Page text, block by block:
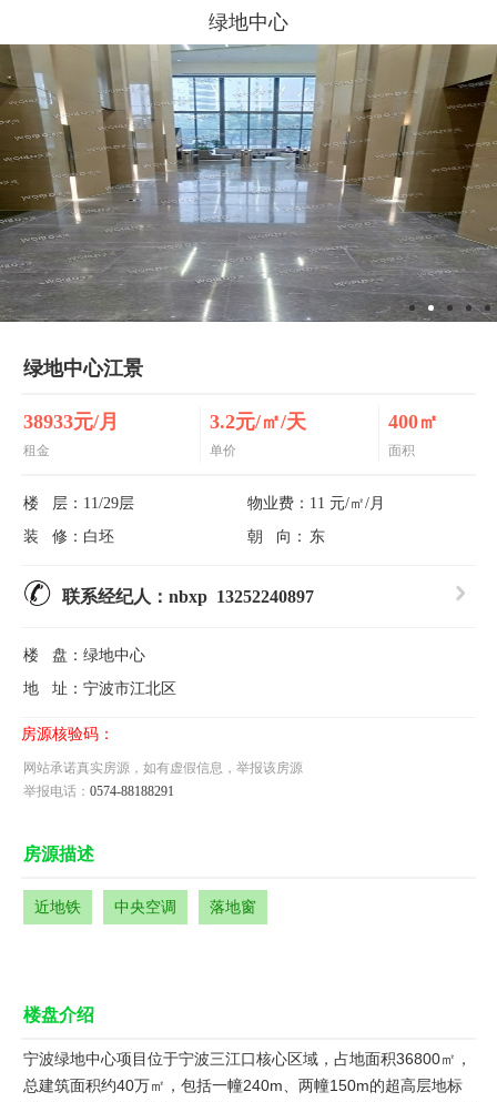
绿地中心
绿地中心江景
38933元/月 3.2元/㎡/天 400㎡
租金 单价 面积
楼 层： 11/29层 物业费： 11 元/㎡/月
装 修： 白坯 朝 向： 东
联系经纪人：nbxp 13252240897
楼 盘： 绿地中心
地 址： 宁波市江北区
房源核验码：
网站承诺真实房源，如有虚假信息，举报该房源
举报电话： 0574-88188291
房源描述
近地铁 中央空调 落地窗
楼盘介绍
宁波绿地中心项目位于宁波三江口核心区域，占地面积36800㎡，
总建筑面积约40万㎡，包括一幢240m、两幢150m的超高层地标